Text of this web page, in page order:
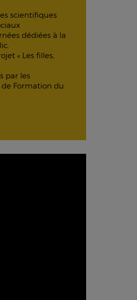
scientifiques
dédiées à la
« Les filles,
par les
Formation du